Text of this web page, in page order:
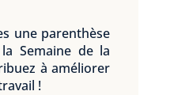
une parenthèse
Semaine de la
à améliorer
!